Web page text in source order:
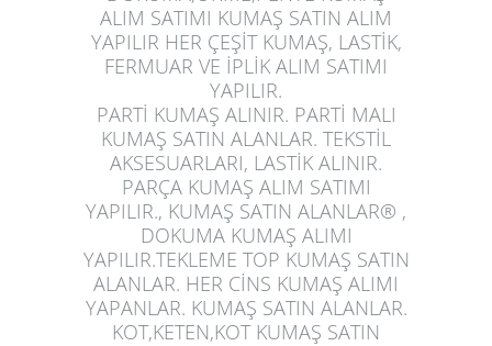
ALIM SATIMI KUMAŞ SATIN ALIM
YAPILIR HER ÇEŞİT KUMAŞ, LASTİK,
FERMUAR VE İPLİK ALIM SATIMI
YAPILIR.
PARTİ KUMAŞ ALINIR. PARTİ MALI
KUMAŞ SATIN ALANLAR. TEKSTİL
AKSESUARLARI, LASTİK ALINIR.
PARÇA KUMAŞ ALIM SATIMI
YAPILIR., KUMAŞ SATIN ALANLAR® ,
DOKUMA KUMAŞ ALIMI
YAPILIR.TEKLEME TOP KUMAŞ SATIN
ALANLAR. HER CİNS KUMAŞ ALIMI
YAPANLAR. KUMAŞ SATIN ALANLAR.
KOT,KETEN,KOT KUMAŞ SATIN